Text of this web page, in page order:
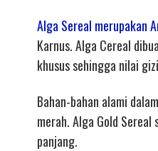
Alga Sereal merupakan
Karnus. Alga Cereal
khusus sehingga nilai
Bahan-bahan alami
merah. Alga Gold
panjang.